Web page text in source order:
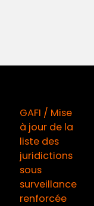
GAFI / Mise
à jour de la
liste des
juridictions
sous
surveillance
renforcée